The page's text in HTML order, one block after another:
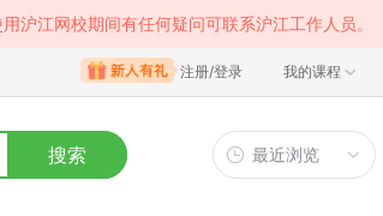
沪江网校期间有任何疑问可联系沪江工作人员。
注册/登录 我的课程
搜索 最近浏览